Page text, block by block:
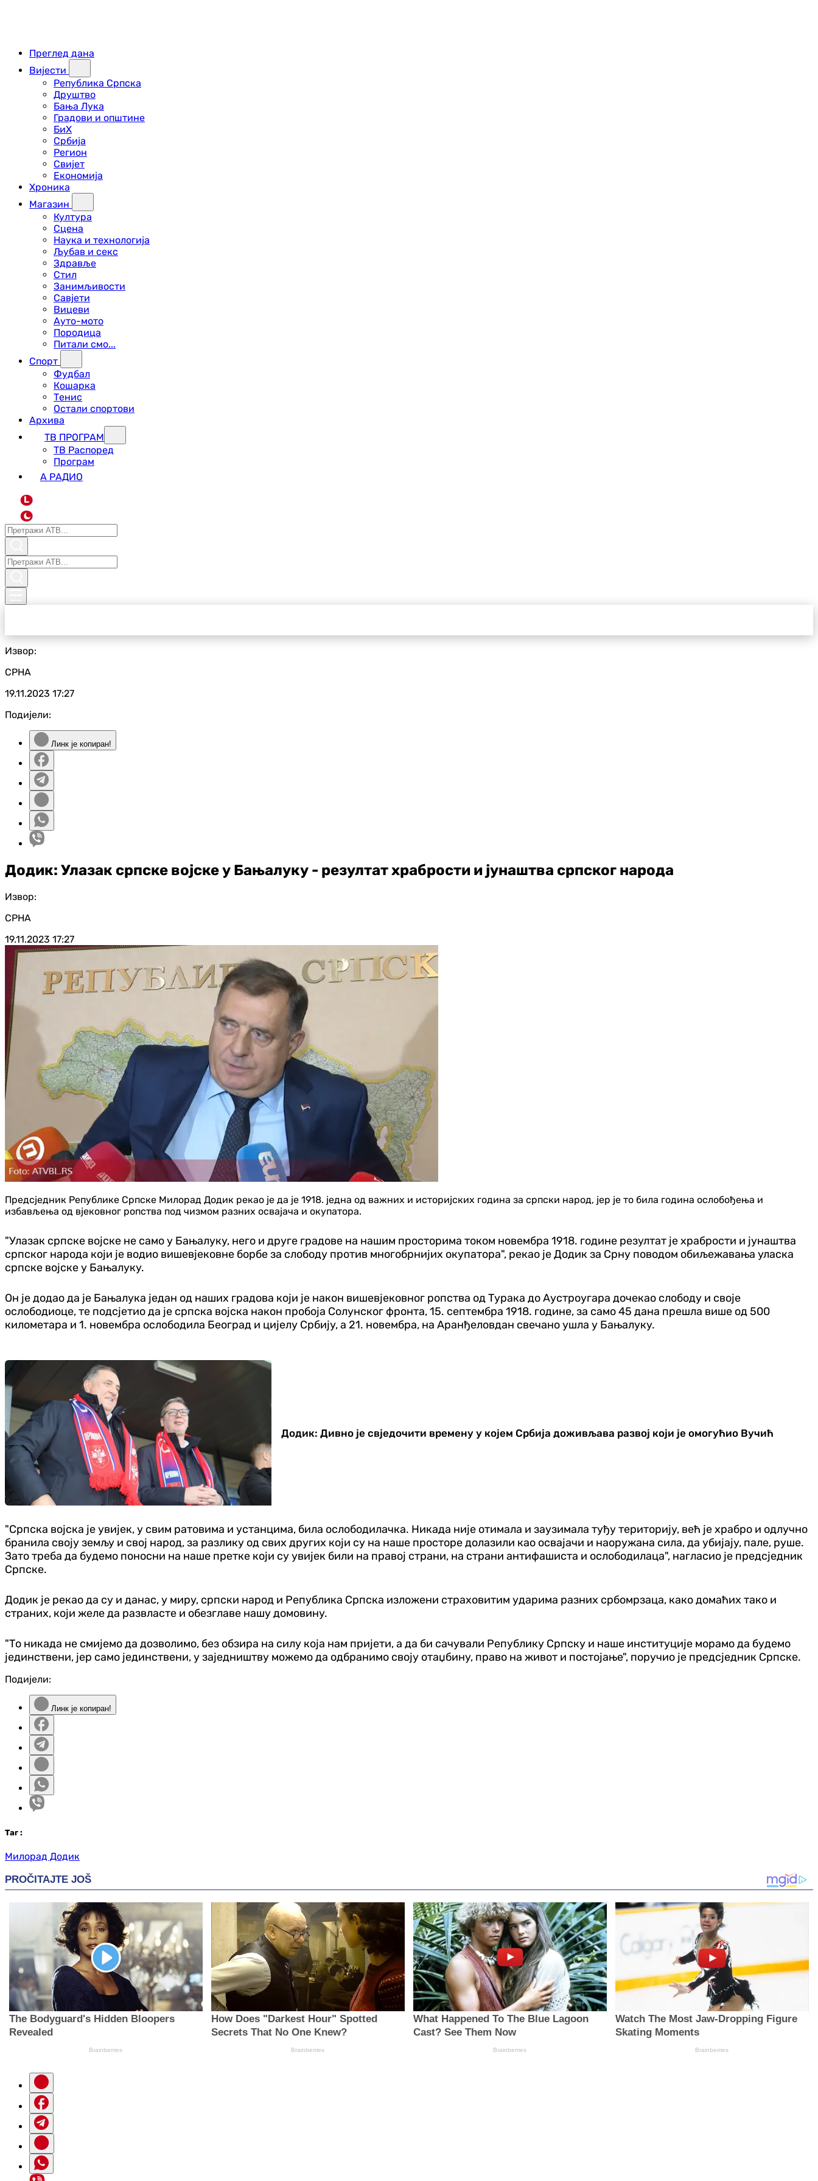
Преглед дана
Вијести
Република Српска
Друштво
Бања Лука
Градови и општине
БиХ
Србија
Регион
Свијет
Економија
Хроника
Магазин
Култура
Сцена
Наука и технологија
Љубав и секс
Здравље
Стил
Занимљивости
Савјети
Вицеви
Ауто-мото
Породица
Питали смо...
Спорт
Фудбал
Кошарка
Тенис
Остали спортови
Архива
ТВ ПРОГРАМ
ТВ Распоред
Програм
А РАДИО
L
Извор:
СРНА
19.11.2023 17:27
Подијели:
Линк је копиран!
Додик: Улазак српске војске у Бањалуку - резултат храбрости и јунаштва српског народа
Извор:
СРНА
19.11.2023 17:27
Предсједник Републике Српске Милорад Додик рекао је да је 1918. једна од важних и историјских година за српски народ, јер је то била година ослобођења и
избављења од вјековног ропства под чизмом разних освајача и окупатора.
"Улазак српске војске не само у Бањалуку, него и друге градове на нашим просторима током новембра 1918. године резултат је храбрости и јунаштва
српског народа који је водио вишевјековне борбе за слободу против многобрнијих окупатора", рекао је Додик за Срну поводом обиљежавања уласка
српске војске у Бањалуку.
Он је додао да је Бањалука један од наших градова који је након вишевјековног ропства од Турака до Аустроугара дочекао слободу и своје
ослободиоце, те подсјетио да је српска војска након пробоја Солунског фронта, 15. септембра 1918. године, за само 45 дана прешла више од 500
километара и 1. новембра ослободила Београд и цијелу Србију, а 21. новембра, на Аранђеловдан свечано ушла у Бањалуку.
Додик: Дивно је свједочити времену у којем Србија доживљава развој који је омогућио Вучић
"Српска војска је увијек, у свим ратовима и устанцима, била ослободилачка. Никада није отимала и заузимала туђу територију, већ је храбро и одлучно
бранила своју земљу и свој народ, за разлику од свих других који су на наше просторе долазили као освајачи и наоружана сила, да убијају, пале, руше.
Зато треба да будемо поносни на наше претке који су увијек били на правој страни, на страни антифашиста и ослободилаца", нагласио је предсједник
Српске.
Додик је рекао да су и данас, у миру, српски народ и Република Српска изложени страховитим ударима разних србомрзаца, како домаћих тако и
страних, који желе да развласте и обезглаве нашу домовину.
"То никада не смијемо да дозволимо, без обзира на силу која нам пријети, а да би сачували Републику Српску и наше институције морамо да будемо
јединствени, јер само јединствени, у заједништву можемо да одбранимо своју отаџбину, право на живот и постојање", поручио је предсједник Српске.
Подијели:
Линк је копиран!
Таг :
Милорад Додик